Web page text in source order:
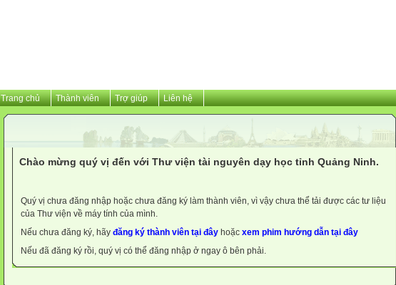
Trang chủ Thành viên Trợ giúp Liên hệ
Chào mừng quý vị đến với Thư viện tài nguyên dạy học tỉnh Quảng Ninh.
Quý vị chưa đăng nhập hoặc chưa đăng ký làm thành viên, vì vậy chưa thể tải được các tư liệu
của Thư viện về máy tính của mình.
Nếu chưa đăng ký, hãy đăng ký thành viên tại đây hoặc xem phim hướng dẫn tại đây
Nếu đã đăng ký rồi, quý vị có thể đăng nhập ở ngay ô bên phải.